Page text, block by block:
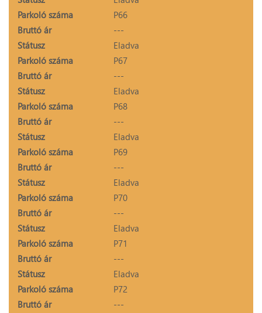
Parkoló száma
P66
Bruttó ár
---
Státusz
Eladva
Parkoló száma
P67
Bruttó ár
---
Státusz
Eladva
Parkoló száma
P68
Bruttó ár
---
Státusz
Eladva
Parkoló száma
P69
Bruttó ár
---
Státusz
Eladva
Parkoló száma
P70
Bruttó ár
---
Státusz
Eladva
Parkoló száma
P71
Bruttó ár
---
Státusz
Eladva
Parkoló száma
P72
Bruttó ár
---